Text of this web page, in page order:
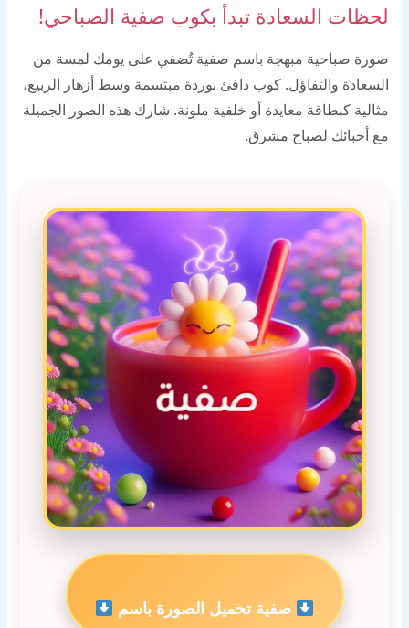
لحظات السعادة تبدأ بكوب صفية الصباحي!
صورة صباحية مبهجة باسم صفية تُضفي على يومك لمسة من
السعادة والتفاؤل. كوب دافئ بوردة مبتسمة وسط أزهار الربيع،
مثالية كبطاقة معايدة أو خلفية ملونة. شارك هذه الصور الجميلة
مع أحبائك لصباح مشرق.
صفية تحميل الصورة باسم